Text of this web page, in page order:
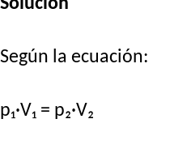
Solución
Según la ecuación:
p₁·V₁ = p₂·V₂